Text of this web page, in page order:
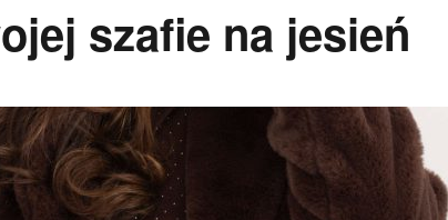
szafie na jesień